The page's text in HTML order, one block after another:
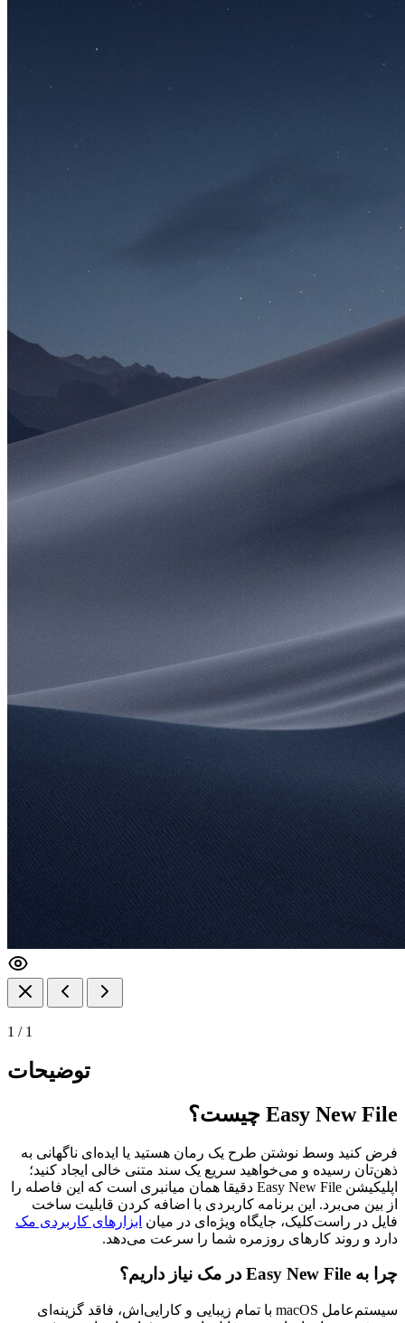
1 / 1
توضیحات
Easy New File چیست؟
فرض کنید وسط نوشتن طرح یک رمان هستید یا ایده‌ای ناگهانی به
ذهن‌تان رسیده و می‌خواهید سریع یک سند متنی خالی ایجاد کنید؛
اپلیکیشن Easy New File دقیقا همان میانبری است که این فاصله را
از بین می‌برد. این برنامه کاربردی با اضافه کردن قابلیت ساخت
فایل در راست‌کلیک، جایگاه ویژه‌ای در میان ابزارهای کاربردی مک
دارد و روند کارهای روزمره شما را سرعت می‌دهد.
چرا به Easy New File در مک نیاز داریم؟
سیستم‌عامل macOS با تمام زیبایی و کارایی‌اش، فاقد گزینه‌ای